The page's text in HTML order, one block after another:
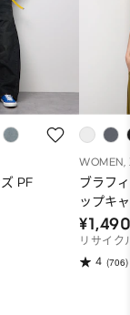
PF
WOMEN,
ブラフ
ップキ
リサイク
4 (706)